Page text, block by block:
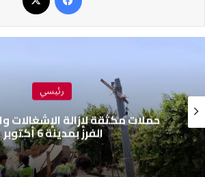
رئيسي
حملات مكثقة لإزالة الإشغالات
الفرز بمدينة 6 أكتوبر